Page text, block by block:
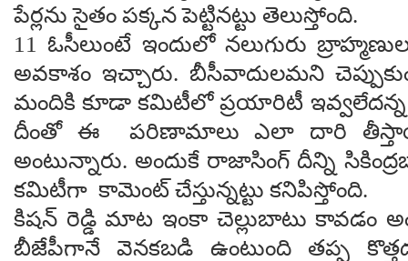
పేర్ల‌ను సైతం ప‌క్క‌న పెట్టిన‌ట్టు తెలుస్తోంది.
11 ఓసీలుంటే ఇందులో న‌లుగురు
అవ‌కాశం ఇచ్చారు. బీసీవాదుల‌మ‌ని
మందికి కూడా క‌మిటీలో ప్ర‌యారిటీ ఇవ్వలేద‌న్న
దీంతో ఈ ప‌రిణామాలు ఎలా దారి
అంటున్నారు. అందుకే రాజాసింగ్ దీన్ని
క‌మిటీగా కామెంట్ చేస్తున్న‌ట్టు క‌నిపిస్తోంది.
కిష‌న్ రెడ్డి మాట ఇంకా చెల్లుబాటు కావ‌డం
బీజేపీగానే వెన‌క‌బ‌డి ఉంటుంది త‌ప్ప